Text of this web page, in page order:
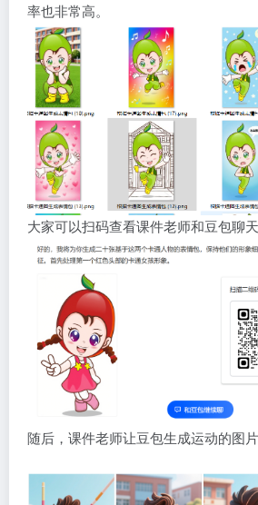
率也非常高。
大家可以扫码查看课件老师和豆包聊天
随后，课件老师让豆包生成运动的图片